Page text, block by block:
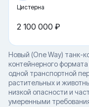
Цистерна
2 100 000 ₽
Новый (One Way) танк-
контейнерного
одной транспортной
растительных и
низкой опасности и
умеренными